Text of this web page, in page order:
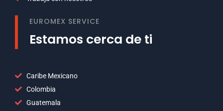
EUROMEX SERVICE
Estamos cerca de ti
Caribe Mexicano
Colombia
Guatemala